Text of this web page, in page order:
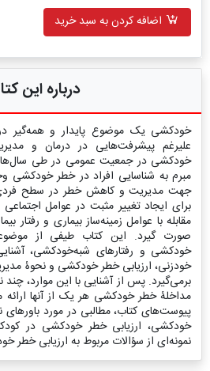
اضافه کردن به سبد خرید
درباره این
خودکشی یک موضوع پایدار و همه‌گیر
علیرغم پیشرفت‌هایی در درمان و
خودکشی در جمعیت عمومی در طی سال‌ها
مبرم به شناسایی افراد در خطر خودکشی
جهت مدیریت و کاهش خطر در سطح فردی
برای ایجاد تغییر مثبت در عوامل
مقابله با عوامل زمینه‌ساز بیماری و رفتار
صورت گیرد. این کتاب طیفی از
خودکشی و رفتارهای شبه‌خودکشی،
خودزنی، ارزیابی خطر خودکشی و نحوۀ
برمی‌گیرد. پس از آشنایی با این موارد، چند
مداخلۀ خطر خودکشی هر یک از آنها
پیوست‌های کتاب، مطالبی در مورد
خودکشی، ارزیابی خطر خودکشی در
نمونه‌ای از سؤالات مربوط به ارزیابی خطر